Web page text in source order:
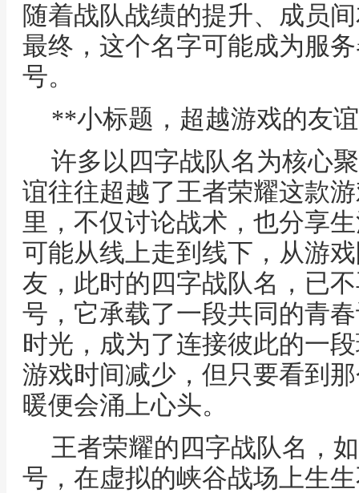
随着战队战绩的提升、成员
最终，这个名字可能成为服
号。
**小标题，超越游戏的友
许多以四字战队名为核心
谊往往超越了王者荣耀这款
里，不仅讨论战术，也分享
可能从线上走到线下，从游
友，此时的四字战队名，已
号，它承载了一段共同的青
时光，成为了连接彼此的一
游戏时间减少，但只要看到
暖便会涌上心头。
王者荣耀的四字战队名，
号，在虚拟的峡谷战场上生